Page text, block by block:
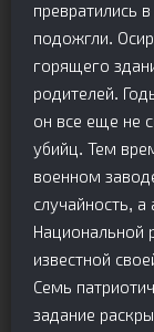
превратились
подожгли.
горящего
родителей.
он все еще не
убийц. Тем
военном
случайность,
Национальной
известной
Семь
задание